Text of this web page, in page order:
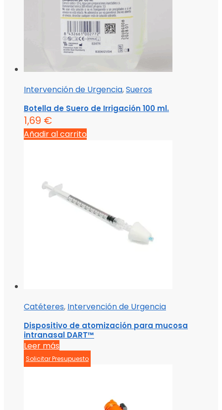
Intervención de Urgencia,Sueros
Botella de Suero de Irrigación 100 ml.
1,69 €
Añadir al carrito
Catéteres, Intervención de Urgencia
Dispositivo de atomización para mucosa
intranasal DART™
Leer más
Solicitar Presupuesto